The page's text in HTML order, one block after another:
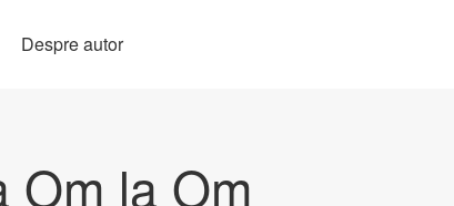
Despre autor
Om la Om